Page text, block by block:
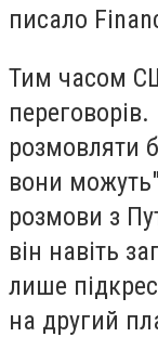
писало
Тим часом
розмовляти
вони
розмови з
він навіть
лише
на другий